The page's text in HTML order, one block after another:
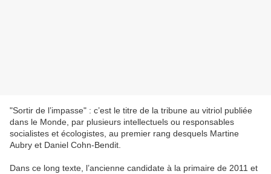
"Sortir de l’impasse" : c’est le titre de la tribune au vitriol publiée
dans le Monde, par plusieurs intellectuels ou responsables
socialistes et écologistes, au premier rang desquels Martine
Aubry et Daniel Cohn-Bendit.
Dans ce long texte, l’ancienne candidate à la primaire de 2011 et